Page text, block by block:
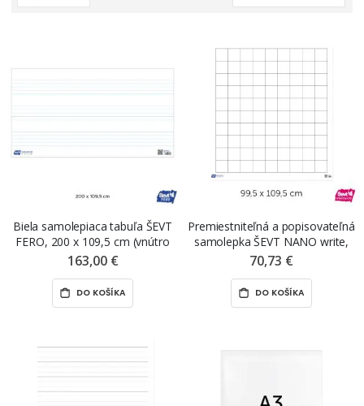
Biela samolepiaca tabuľa ŠEVT
FERO, 200 x 109,5 cm (vnútro
tabule), s notovou osnovou
163,00 €
DO KOŠÍKA
Premiestniteľná a popisovateľná
samolepka ŠEVT NANO write,
99,5 x 109,5 cm, s mriežkou
70,73 €
DO KOŠÍKA